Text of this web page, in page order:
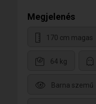
Megjelenés
170 cm magas
64 kg
Barna szemű